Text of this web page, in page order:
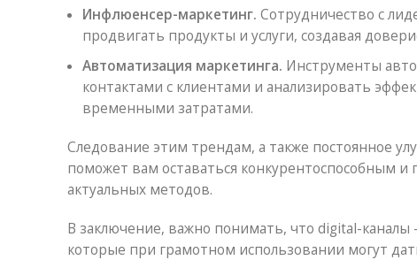
Инфлюенсер-маркетинг. Сотрудничество с
продвигать продукты и услуги, создавая
Автоматизация маркетинга. Инструменты
контактами с клиентами и анализировать
временными затратами.
Следование этим трендам, а также постоянное
поможет вам оставаться конкурентоспособным
актуальных методов.
В заключение, важно понимать, что digital-
которые при грамотном использовании могут